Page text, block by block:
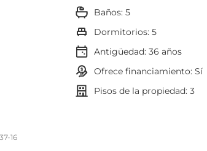
comercial y estratégico para cualquier
construcción
con espacios amplios y versátiles para
baños: 5
dormitorios: 5
Antigüedad:36 años
ofrece financiamiento: Sí
pisos de la propiedad: 3
16